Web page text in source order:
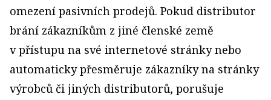
omezení pasivních prodejů. Pokud distributor
brání zákazníkům z jiné členské země
v přístupu na své internetové stránky nebo
automaticky přesměruje zákazníky na stránky
výrobců či jiných distributorů, porušuje